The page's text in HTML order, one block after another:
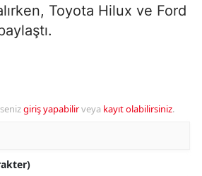
Toyota Hilux ve Ford
giriş yapabilirveya kayıt olabilirsiniz.